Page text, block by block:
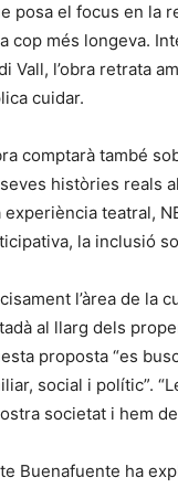
posa el focus en la
cop més longeva.
Vall, l’obra retrata
cuidar.
comptarà també
històries reals
experiència teatral,
la inclusió
l’àrea de la
al llarg dels
proposta “es
social i polític”.
societat i hem
Buenafuente ha